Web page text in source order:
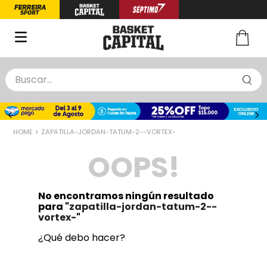
Buscar...
ZAPATILLA-JORDAN-TATUM-2--VORTEX-
OOPS!
No encontramos ningún resultado
para "zapatilla-jordan-tatum-2--
vortex-"
¿Qué debo hacer?
TÉRMINOS MÁS BUSCADOS
1.
zapatillas basquet
chinelas